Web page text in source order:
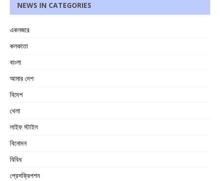
NEWS IN CATEGORIES
একনজরে
কলকাতা
বাংলা
আমার দেশ
বিদেশ
খেলা
লাইফ স্টাইল
বিনোদন
বিবিধ
প্রেসক্রিপশন